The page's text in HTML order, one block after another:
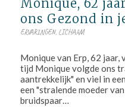
Monique, 62
ons Gezond in
ERVARINGEN, LICHAAM
Monique van Erp, 62 jaar,
tijd Monique volgde ons
aantrekkelijk" en viel in
een "stralende moeder
bruidspaar…